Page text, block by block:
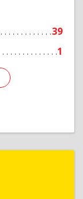
39
1
Подробнее